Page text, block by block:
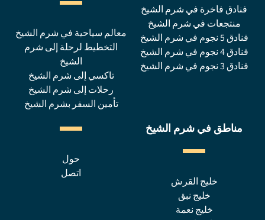
فنادق فاخرة في شرم الشيخ
منتجعات في شرم الشيخ
فنادق 5 نجوم في شرم الشيخ
فنادق 4 نجوم في شرم الشيخ
فنادق 3 نجوم في شرم الشيخ
معالم سياحية في شرم الشيخ
التخطيط لرحلة إلى شرم
الشيخ
تاكسي إلى شرم الشيخ
رحلات إلى شرم الشيخ
تأمين السفر بشرم الشيخ
مناطق في شرم الشيخ
خليج القرش
خليج نبق
خليج نعمة
حول
اتصل